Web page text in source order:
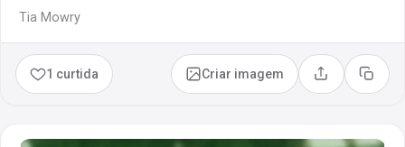
Tia Mowry
1 curtida Criar imagem Compartilhar
Copiar